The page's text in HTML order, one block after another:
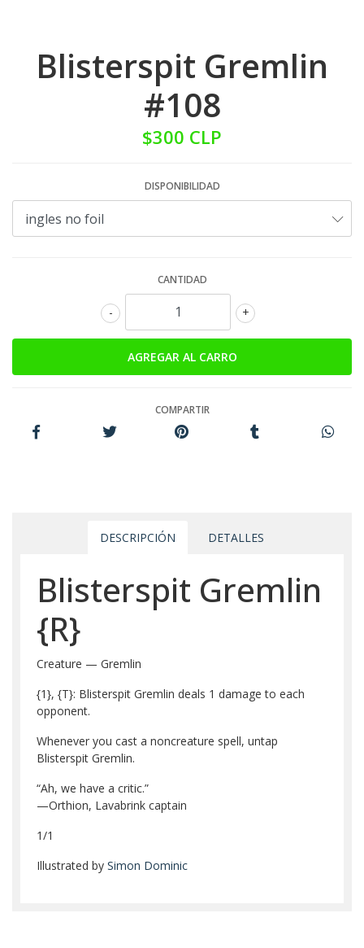
Blisterspit Gremlin
#108
$300 CLP
DISPONIBILIDAD
CANTIDAD
+
-
COMPARTIR
DESCRIPCIÓN DETALLES
Blisterspit Gremlin
{R}
Creature — Gremlin
{1}, {T}: Blisterspit Gremlin deals 1 damage to each
opponent.
Whenever you cast a noncreature spell, untap
Blisterspit Gremlin.
“Ah, we have a critic.”
—Orthion, Lavabrink captain
1/1
Illustrated by Simon Dominic